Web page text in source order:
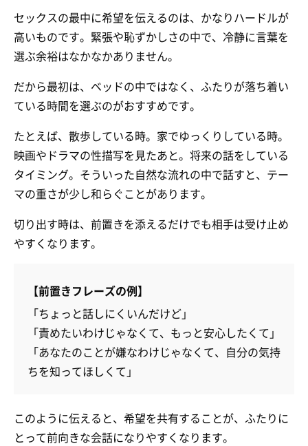
セックスの最中に希望を伝えるのは、かなりハードルが
高いものです。緊張や恥ずかしさの中で、冷静に言葉を
選ぶ余裕はなかなかありません。
だから最初は、ベッドの中ではなく、ふたりが落ち着い
ている時間を選ぶのがおすすめです。
たとえば、散歩している時。家でゆっくりしている時。
映画やドラマの性描写を見たあと。将来の話をしている
タイミング。そういった自然な流れの中で話すと、テー
マの重さが少し和らぐことがあります。
切り出す時は、前置きを添えるだけでも相手は受け止め
やすくなります。
【前置きフレーズの例】
「ちょっと話しにくいんだけど」
「責めたいわけじゃなくて、もっと安心したくて」
「あなたのことが嫌なわけじゃなくて、自分の気持
ちを知ってほしくて」
このように伝えると、希望を共有することが、ふたりに
とって前向きな会話になりやすくなります。